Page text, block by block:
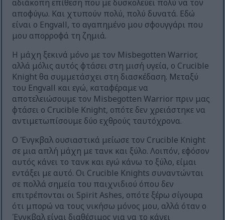
αδιάκοπη επίθεση που με δυσκολεύει πολύ να τον
αποφύγω. Και χτυπούν πολύ, πολύ δυνατά. Εδώ
είναι ο Engvall, το αγαπημένο μου σφουγγάρι που
μου απορροφά τη ζημιά.
Η μάχη ξεκινά μόνο με τον Misbegotten Warrior,
αλλά μόλις αυτός φτάσει στη μισή υγεία, ο Crucible
Knight θα συμμετάσχει στη διασκέδαση. Μεταξύ
του Engvall και εγώ, καταφέραμε να
αποτελειώσουμε τον Misbegotten Warrior πριν μας
φτάσει ο Crucible Knight, οπότε δεν χρειάστηκε να
αντιμετωπίσουμε δύο εχθρούς ταυτόχρονα.
Ο Ένγκβαλ ουσιαστικά μείωσε τον Crucible Knight
σε μια απλή μάχη με τανκ και ξύλο. Λοιπόν, εφόσον
αυτός κάνει το τανκ και εγώ κάνω το ξύλο, είμαι
εντάξει με αυτό. Οι Crucible Knights συναντώνται
σε πολλά σημεία του παιχνιδιού όπου δεν
επιτρέπονται οι Spirit Ashes, οπότε ξέρω σίγουρα
ότι μπορώ να τους νικήσω μόνος μου, αλλά όταν ο
Ένγκβαλ είναι διαθέσιμος για να το κάνει